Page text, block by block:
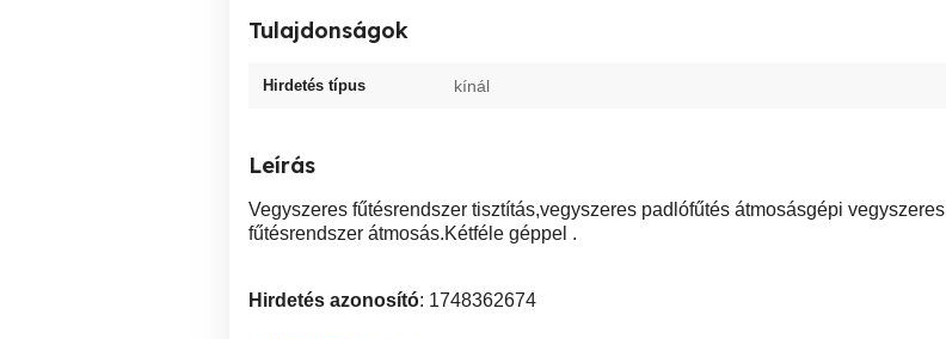
Tulajdonságok
Hirdetés típus kínál
Leírás
Vegyszeres fűtésrendszer tisztítás,vegyszeres padlófűtés átmosásgépi vegyszeres
fűtésrendszer átmosás.Kétféle géppel .
Hirdetés azonosító: 1748362674